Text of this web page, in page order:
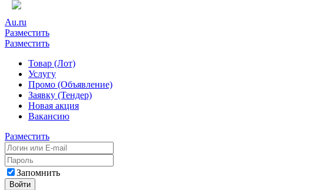
Au.ru
Разместить
Разместить
Товар (Лот)
Услугу
Промо (Объявление)
Заявку (Тендер)
Новая акция
Вакансию
Разместить
Запомнить
Войти